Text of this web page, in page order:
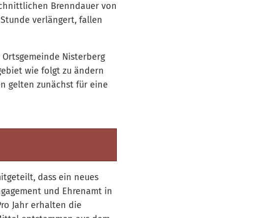
Brenndauer von
verlängert, fallen
Nisterberg
wie folgt zu ändern
gelten zunächst für eine
dass ein neues
und Ehrenamt in
Jahr erhalten die